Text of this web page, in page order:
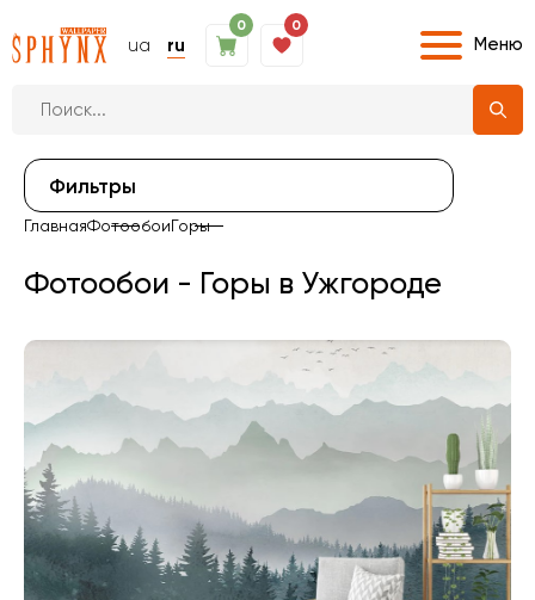
ua ru
0 0
Меню
Фильтры
ГлавнаяФотообоиГоры
Фотообои - Горы в Ужгороде